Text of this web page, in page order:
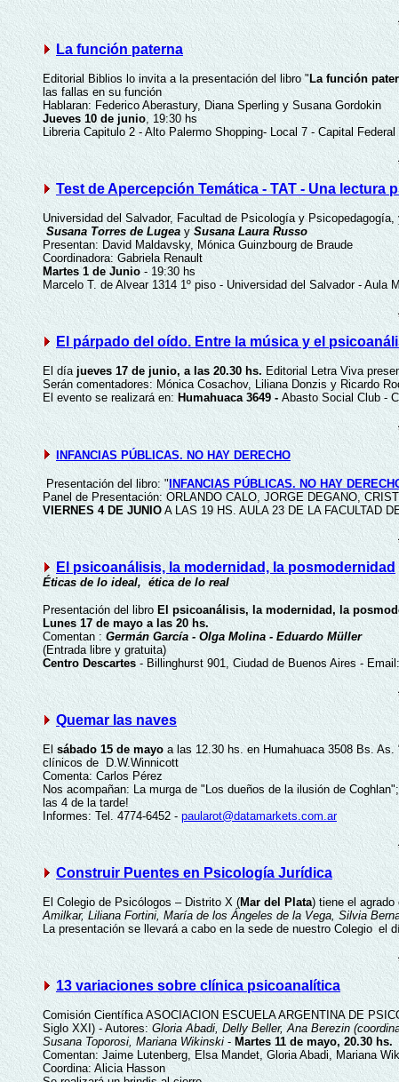
La función paterna
Editorial Biblios lo invita a la presentación del libro "La función
las fallas en su función
Hablaran: Federico Aberastury, Diana Sperling y Susana Gordokin
Jueves 10 de junio, 19:30 hs
Libreria Capitulo 2 - Alto Palermo Shopping- Local 7 - Capital Federal
Test de Apercepción Temática - TAT - Una lectura
Universidad del Salvador, Facultad de Psicología y
Susana Torres de Lugea ySusana Laura Russo
Presentan: David Maldavsky, Mónica Guinzbourg de Braude
Coordinadora: Gabriela Renault
Martes 1 de Junio- 19:30 hs
Marcelo T. de Alvear 1314 1º piso - Universidad del Salvador - Aula
El párpado del oído. Entre la música y el
El díajueves 17 de junio, a las 20.30 hs. Editorial Letra Viva
Serán comentadores: Mónica Cosachov, Liliana Donzis y Ricardo
El evento se realizará en: Humahuaca 3649 - Abasto Social Club -
INFANCIAS PÚBLICAS. NO HAY DERECHO
Presentación del libro: " INFANCIAS PÚBLICAS. NO HAY
Panel de Presentación: ORLANDO CALO, JORGE DEGANO,
VIERNES 4 DE JUNIO A LAS 19 HS. AULA 23 DE LA FACULTAD
El psicoanálisis, la modernidad, la posmodernidad
Éticas de lo ideal, ética de lo real
Presentación del libro El psicoanálisis, la modernidad, la
Lunes 17 de mayo a las 20 hs.
Comentan : Germán García - Olga Molina - Eduardo Müller
(Entrada libre y gratuita)
Centro Descartes - Billinghurst 901, Ciudad de Buenos Aires -
Quemar las naves
El sábado 15 de mayoa las 12.30 hs. en Humahuaca 3508 Bs. As.
clínicos de D.W.Winnicott
Comenta: Carlos Pérez
Nos acompañan: La murga de "Los dueños de la ilusión de
las 4 de la tarde!
Informes: Tel. 4774-6452 - paularot@datamarkets.com.ar
Construir Puentes en Psicología Jurídica
El Colegio de Psicólogos – Distrito X (Mar del Plata) tiene el
Amilkar, Liliana Fortini, María de los Ángeles de la Vega, Silvia
La presentación se llevará a cabo en la sede de nuestro Colegio el
13 variaciones sobre clínica psicoanalítica
Comisión Científica ASOCIACION ESCUELA ARGENTINA DE
Siglo XXI) - Autores:Gloria Abadi, Delly Beller, Ana Berezin
Susana Toporosi, Mariana Wikinski- Martes 11 de mayo, 20.30 hs.
Comentan: Jaime Lutenberg, Elsa Mandet, Gloria Abadi, Mariana
Coordina: Alicia Hasson